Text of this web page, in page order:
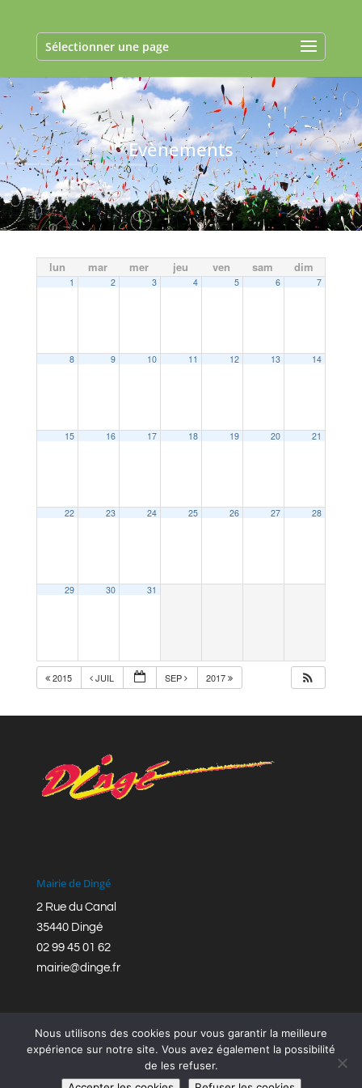
Sélectionner une page
Evènements
lun mar mer jeu ven sam dim
1 2 3 4 5 6 7
8 9 10 11 12 13 14
15 16 17 18 19 20 21
22 23 24 25 26 27 28
29 30 31
2015 JUIL SEP 2017
Mairie de Dingé
2 Rue du Canal
35440 Dingé
02 99 45 01 62
mairie@dinge.fr
Réalisation © Mairie de Dingé,Bretagne Romantique
Nous utilisons des cookies pour vous garantir la meilleure
expérience sur notre site. Vous avez également la possibilité
de les refuser.